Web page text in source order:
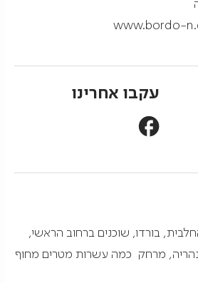
www.bordo-
עקבו אחרינו
בורדו, שוכנים ברחוב הראשי,
מרחק כמה עשרות מטרים מחוף